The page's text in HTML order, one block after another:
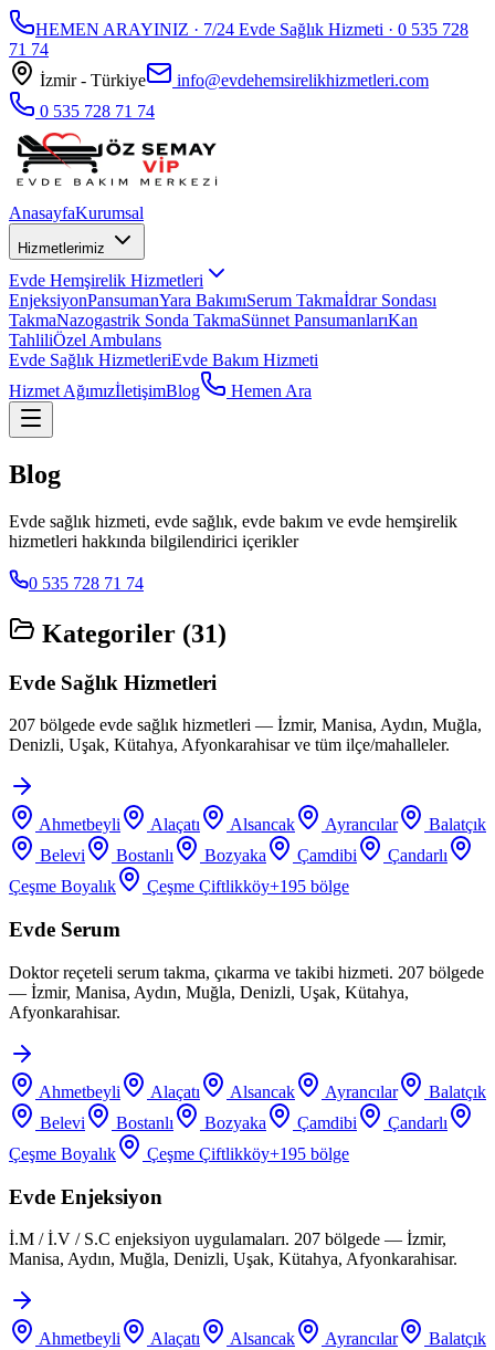
HEMEN ARAYINIZ · 7/24 Evde Sağlık Hizmeti · 0 535 728
71 74
İzmir - Türkiye
info@evdehemsirelikhizmetleri.com
0 535 728 71 74
AnasayfaKurumsal
Hizmetlerimiz
Evde Hemşirelik Hizmetleri
EnjeksiyonPansumanYara BakımıSerum Takmaİdrar Sondası
TakmaNazogastrik Sonda TakmaSünnet PansumanlarıKan
TahliliÖzel Ambulans
Evde Sağlık HizmetleriEvde Bakım Hizmeti
Hizmet AğımızİletişimBlog Hemen Ara
Blog
Evde sağlık hizmeti, evde sağlık, evde bakım ve evde hemşirelik
hizmetleri hakkında bilgilendirici içerikler
0 535 728 71 74
Kategoriler (31)
Evde Sağlık Hizmetleri
207 bölgede evde sağlık hizmetleri — İzmir, Manisa, Aydın, Muğla,
Denizli, Uşak, Kütahya, Afyonkarahisar ve tüm ilçe/mahalleler.
Ahmetbeyli Alaçatı Alsancak Ayrancılar
Balatçık
Belevi
Bostanlı Bozyaka Çamdibi
Çandarlı
Çeşme Boyalık
Çeşme Çiftlikköy+195 bölge
Evde Serum
Doktor reçeteli serum takma, çıkarma ve takibi hizmeti. 207 bölgede
— İzmir, Manisa, Aydın, Muğla, Denizli, Uşak, Kütahya,
Afyonkarahisar.
Ahmetbeyli Alaçatı Alsancak Ayrancılar
Balatçık
Belevi
Bostanlı Bozyaka Çamdibi
Çandarlı
Çeşme Boyalık
Çeşme Çiftlikköy+195 bölge
Evde Enjeksiyon
İ.M / İ.V / S.C enjeksiyon uygulamaları. 207 bölgede — İzmir,
Manisa, Aydın, Muğla, Denizli, Uşak, Kütahya, Afyonkarahisar.
Ahmetbeyli Alaçatı Alsancak Ayrancılar
Balatçık